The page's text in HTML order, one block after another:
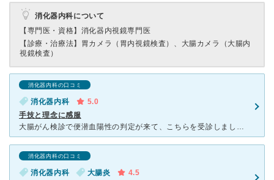
消化器内科について
【専門医・資格】 消化器内視鏡専門医
【診療・治療法】 胃カメラ（胃内視鏡検査）、大腸カメラ（大腸内
視鏡検査）
消化器内科の口コミ
消化器内科
5.0
手技と理念に感服
大腸がん検診で便潜血陽性の判定が来て、こちらを受診しました。 一昨年前、胃の内視鏡検査でお世話になり、今回で2回目となります。 経鼻内視鏡を他院で行ったところ、鼻血が止まらず大変な思いをし
消化器内科の口コミ
消化器内科 大腸炎
4.5